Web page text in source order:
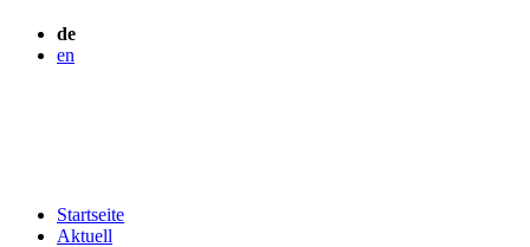
de
en
Startseite
Aktuell